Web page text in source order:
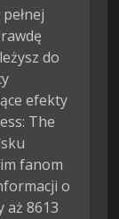
do
efekty
The
fanom
o
aż 8613